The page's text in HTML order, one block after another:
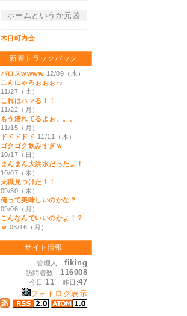
ホームというか元凶
木目町内会
新着トラックバック
バロスwwww 12/09（木）
こんにゃろぉぉぉっ
11/27（土）
これはハマる！！
11/22（月）
もう濡れてるよぉ。。。
11/15（月）
ドドドドド 11/11（木）
ゴクゴク飲みすぎｗ
10/17（日）
まんまん大洪水だったよ！
10/07（木）
天職見つけた！！
09/30（木）
俺って美味しいのかな？
09/06（月）
こんなんでいいのかよ！？
ｗ 08/16（月）
サイト情報
管理人： fiking
訪問者数： 116008
今日:11 昨日:47
フォトログ表示